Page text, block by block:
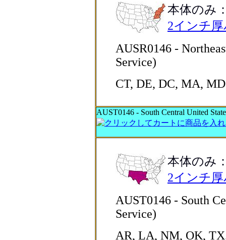
本体のみ
2インチ
AUSR0146 -
Service)
CT, DE, DC, MA,
AUST0146 - South Central United
本体のみ
2インチ
AUST0146 - South
Service)
AR, LA, NM, OK,